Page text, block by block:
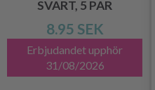
SVART, 5 PAR
8.95 SEK
Erbjudandet upphör
31/08/2026